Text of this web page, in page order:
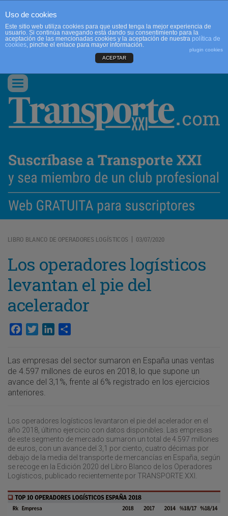
CONTACTO
Conmutar
navegación
LIBRO BLANCO DE OPERADORES LOGÍSTICOS | 03/07/2020
Los operadores logísticos
levantan el pie del
acelerador
Facebook
TwitterLinkedIn
Las empresas del sector sumaron en España unas ventas
de 4.597 millones de euros en 2018, lo que supone un
avance del 3,1%, frente al 6% registrado en los ejercicios
anteriores.
Los operadores logísticos levantaron el pie del acelerador en el
año 2018, último ejercicio con datos disponibles. Las empresas
de este segmento de mercado sumaron un total de 4.597 millones
de euros, con un avance del 3,1 por ciento, cuatro décimas por
debajo de la media del transporte de mercancías en España, según
se recoge en la Edición 2020 del Libro Blanco de los Operadores
Logísticos, publicado recientemente por TRANSPORTE XXI.
Uso de cookies
Este sitio web utiliza cookies para que usted tenga la mejor experiencia de
usuario. Si continúa navegando está dando su consentimiento para la
aceptación de las mencionadas cookies y la aceptación de nuestra política de
cookies, pinche el enlace para mayor información.
plugin cookies
ACEPTAR